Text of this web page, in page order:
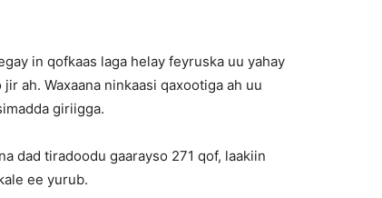
in qofkaas laga helay feyruska uu yahay
ah. Waxaana ninkaasi qaxootiga ah uu
giriigga.
dad tiradoodu gaarayso 271 qof, laakiin
ee yurub.